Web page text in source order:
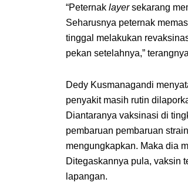
“Peternak layersekarang
Seharusnya peternak
tinggal melakukan
pekan setelahnya,”
Dedy Kusmanagandi
penyakit masih rutin
Diantaranya vaksinasi di
pembaruan pembaruan
mengungkapkan. Maka dia
Ditegaskannya pula, vaksin
lapangan.